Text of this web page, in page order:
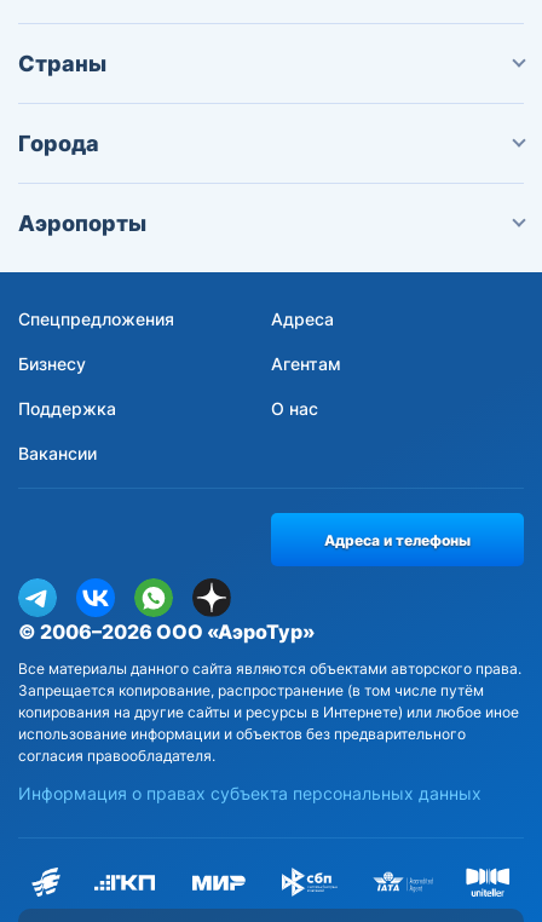
Страны
Города
Аэропорты
Спецпредложения Адреса
Бизнесу Агентам
Поддержка О нас
Вакансии
© 2006–2026 ООО «АэроТур»
Все материалы данного сайта являются объектами авторского права.
Запрещается копирование, распространение (в том числе путём
копирования на другие сайты и ресурсы в Интернете) или любое иное
использование информации и объектов без предварительного
согласия правообладателя.
Информация о правах субъекта персональных данных
Адреса и телефоны